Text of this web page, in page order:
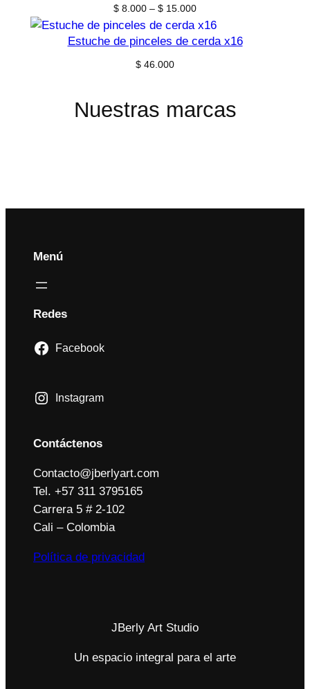
$ 8.000 – $ 15.000Price
range:
$ 8.000
Estuche de pinceles de cerda x16
$ 46.000
Nuestras marcas
Menú
Redes
Facebook
Instagram
Contáctenos
Contacto@jberlyart.com
Tel. +57 311 3795165
Carrera 5 # 2-102
Cali – Colombia
Política de privacidad
JBerly Art Studio
Un espacio integral para el arte